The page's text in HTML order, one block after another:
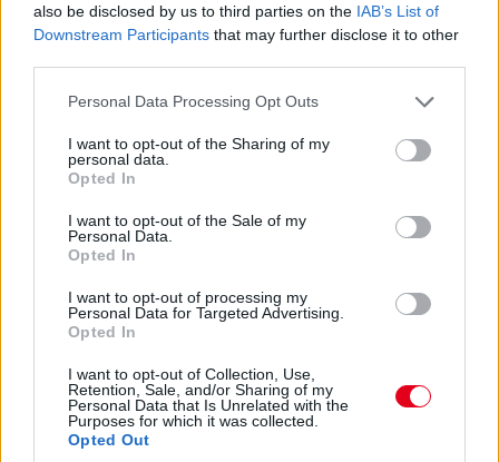
also be disclosed by us to third parties on the IAB’s List of
Downstream Participants that may further disclose it to other
Please note that this website/app uses one or more Google
not limited to your visit or usage behaviour. You may click to
grant or deny consent to Google and its third-party tags to
use your data for below specified purposes in below Google
consent section.
Personal Data Processing Opt Outs
I want to opt-out of the Sharing of my
personal data.
Opted In
I want to opt-out of the Sale of my
Personal Data.
Opted In
I want to opt-out of processing my
Personal Data for Targeted Advertising.
Opted In
I want to opt-out of Collection, Use,
Retention, Sale, and/or Sharing of my
Personal Data that Is Unrelated with the
Purposes for which it was collected.
Opted Out
15:27
Itt a dráma! A turbópékek kapnak egy áthajtásos
büntetést, és ezzel valószínűleg bukják a győzelmet! Yelloly
meg fogja nyerni a kategóriát.
bokszban a #6-os és bokszban az #50-es! Mindkettő tankolt,
Kubica viszont előttük frissebb gumin!
Kubica hozza az autót az utolsó kiállásra! Kereket
és az #50-es a következő körben jön, az #51-es később.